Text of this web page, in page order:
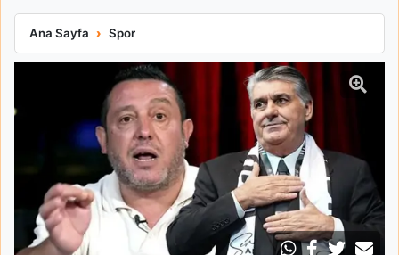
Ana Sayfa Spor
Nihat Kahveci'den Beşiktaş'a eleştiri! Bodrum FK'nın etkili